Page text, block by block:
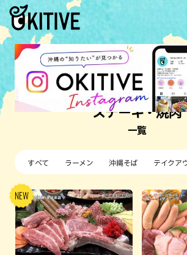
ステーキ・焼肉
一覧
すべて ラーメン 沖縄そば テイクア